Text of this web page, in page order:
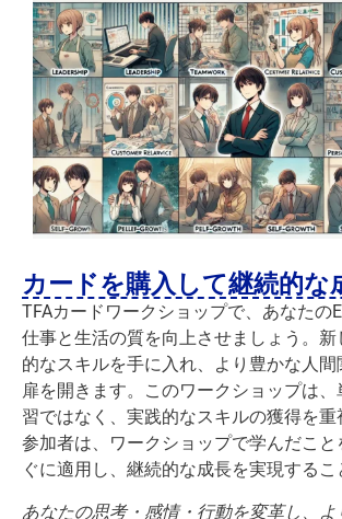
カードを購入して継続的な
TFAカードワークショップで、あなたの
仕事と生活の質を向上させましょう。
的なスキルを手に入れ、より豊かな人
扉を開きます。このワークショップは
習ではなく、実践的なスキルの獲得を重
参加者は、ワークショップで学んだこと
ぐに適用し、継続的な成長を実現するこ
あなたの思考・感情・行動を変革し、よ